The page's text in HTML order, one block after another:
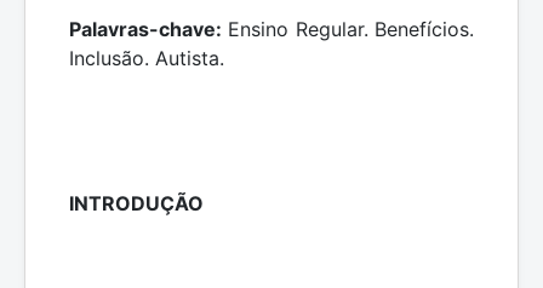
Palavras-chave: Ensino Regular. Benefícios.
Inclusão. Autista.
INTRODUÇÃO